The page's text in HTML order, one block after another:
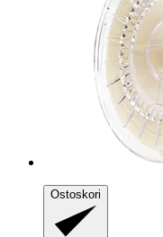
Ostoskori